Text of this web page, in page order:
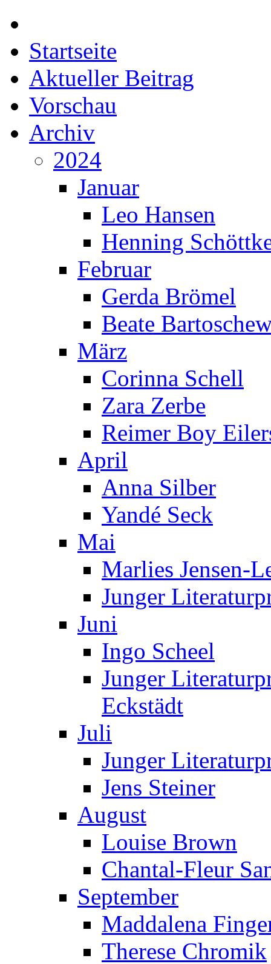
Startseite
Aktueller Beitrag
Vorschau
Archiv
2024
Januar
Leo Hansen
Henning
Februar
Gerda Brömel
Beate
März
Corinna Schell
Zara Zerbe
Reimer Boy
April
Anna Silber
Yandé Seck
Mai
Marlies Jensen-
Junger
Juni
Ingo Scheel
Junger
Eckstädt
Juli
Junger
Jens Steiner
August
Louise Brown
Chantal-Fleur
September
Maddalena
Therese Chromik